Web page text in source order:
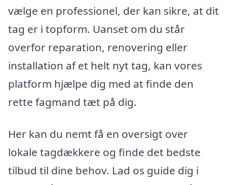
vælge en professionel, der kan sikre, at dit
tag er i topform. Uanset om du står
overfor reparation, renovering eller
installation af et helt nyt tag, kan vores
platform hjælpe dig med at finde den
rette fagmand tæt på dig.
Her kan du nemt få en oversigt over
lokale tagdækkere og finde det bedste
tilbud til dine behov. Lad os guide dig i